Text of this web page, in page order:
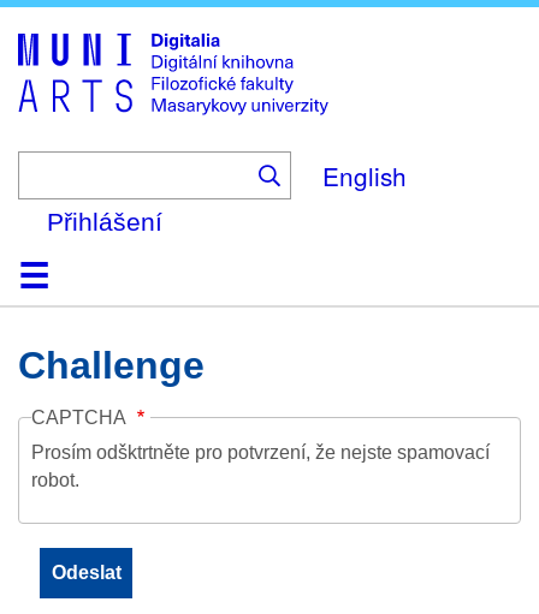
to
main
content
English
Přihlášení
DomůKolekce
Prohlížení
Vyhledávání
O platformě
Nápověda
KontaktDigitalia
Challenge
CAPTCHA
Prosím odšktrtněte pro potvrzení, že nejste spamovací
robot.